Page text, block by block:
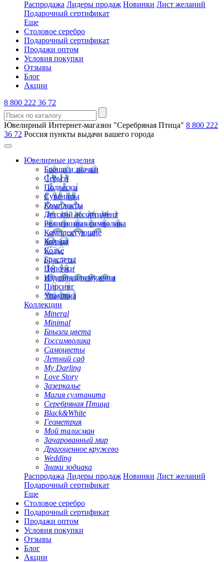
Распродажа Лидеры продаж Новинки Лист желаний
Подарочный сертификат
Еще
Столовое серебро
Подарочный сертификат
Продажи оптом
Условия покупки
Отзывы
Блог
Акции
8 800 222 36 72
Ювелирный Интернет-магазин "Серебряная Птица" 8 800 222
36 72 Россия пункты выдачи вашего города
Ювелирные изделия
Броши и значки
Серьги
Подвески
Сувениры
Комплекты
Детский ассортимент
Религиозная символика
Комплектующие
Кольца
Колье
Браслеты
Цепочки
Изделия для мужчин
Пирсинг
Упаковка
Коллекции
Mineral
Minimal
Брызги цвета
Госсимволика
Самоцветы
Летний сад
My Darling
Love Story
Зазеркалье
Магия султанита
Серебряная Птица
Black&White
Геометрия
Мой талисман
Зачарованный мир
Драгоценное кружево
Wedding
Знаки зодиака
Распродажа Лидеры продаж Новинки Лист желаний
Подарочный сертификат
Еще
Столовое серебро
Подарочный сертификат
Продажи оптом
Условия покупки
Отзывы
Блог
Акции